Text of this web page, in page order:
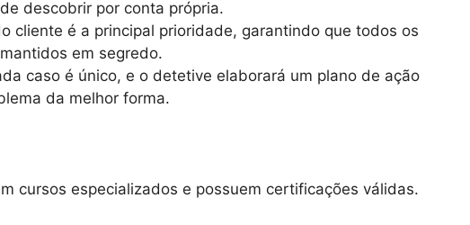
descobrir por conta própria.
cliente é a principal prioridade, garantindo que todos os
em segredo.
caso é único, e o detetive elaborará um plano de ação
da melhor forma.
cursos especializados e possuem certificações válidas.